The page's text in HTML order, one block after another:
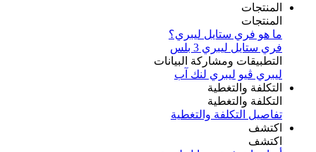
المنتجات
المنتجات
ما هو فري ستايل ليبري؟
فري ستايل ليبري 3 بلس​
التطبيقات ومشاركة البيانات
ليبري ڤيو ليبري لنك آب
التكلفة والتغطية
التكلفة والتغطية
تفاصيل التكلفة والتغطية
اكتشف​
اكتشف​